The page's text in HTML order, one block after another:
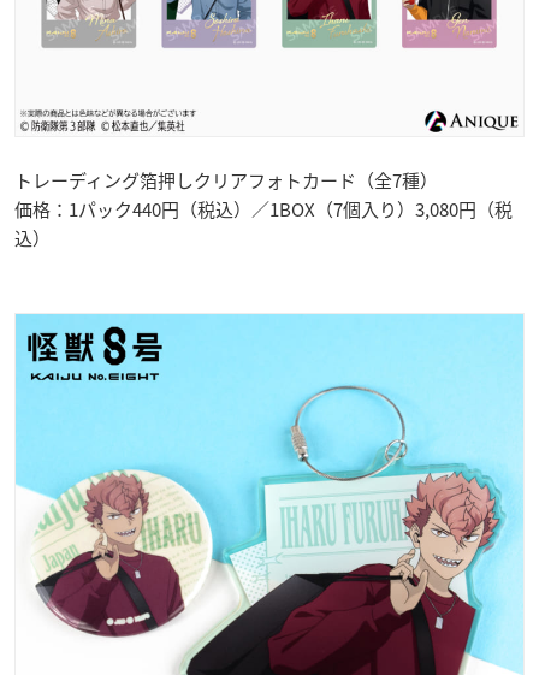
トレーディング箔押しクリアフォトカード（全7種）
価格：1パック440円（税込）／1BOX（7個入り）3,080円（税
込）